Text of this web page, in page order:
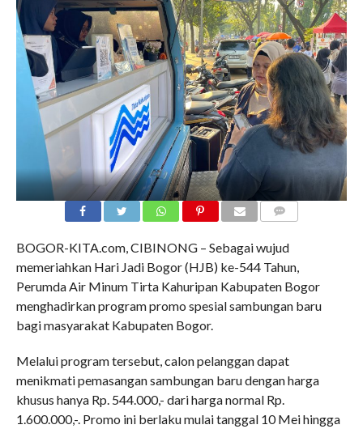
BOGOR-KITA.com, CIBINONG – Sebagai wujud
memeriahkan Hari Jadi Bogor (HJB) ke-544 Tahun,
Perumda Air Minum Tirta Kahuripan Kabupaten Bogor
menghadirkan program promo spesial sambungan baru
bagi masyarakat Kabupaten Bogor.
Melalui program tersebut, calon pelanggan dapat
menikmati pemasangan sambungan baru dengan harga
khusus hanya Rp. 544.000,- dari harga normal Rp.
1.600.000,-. Promo ini berlaku mulai tanggal 10 Mei hingga